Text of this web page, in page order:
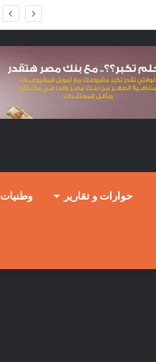
حوارات و تقارير وطنيات